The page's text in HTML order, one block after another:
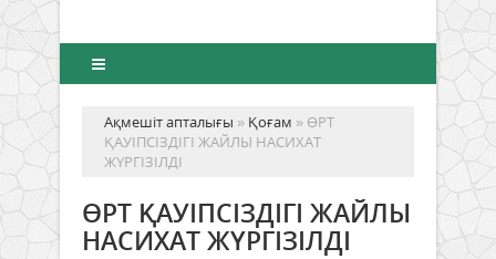
Ақмешіт апталығы » Қоғам » ӨРТ
ҚАУІПСІЗДІГІ ЖАЙЛЫ НАСИХАТ
ЖҮРГІЗІЛДІ
ӨРТ ҚАУІПСІЗДІГІ ЖАЙЛЫ
НАСИХАТ ЖҮРГІЗІЛДІ